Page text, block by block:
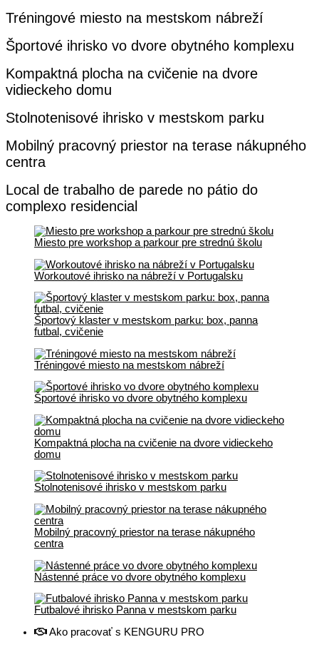
Tréningové miesto na mestskom nábreží
Športové ihrisko vo dvore obytného komplexu
Kompaktná plocha na cvičenie na dvore
vidieckeho domu
Stolnotenisové ihrisko v mestskom parku
Mobilný pracovný priestor na terase nákupného
centra
Local de trabalho de parede no pátio do
complexo residencial
Miesto pre workshop a parkour pre strednú školu
Workoutové ihrisko na nábreží v Portugalsku
Športový klaster v mestskom parku: box, panna
futbal, cvičenie
Tréningové miesto na mestskom nábreží
Športové ihrisko vo dvore obytného komplexu
Kompaktná plocha na cvičenie na dvore vidieckeho
domu
Stolnotenisové ihrisko v mestskom parku
Mobilný pracovný priestor na terase nákupného
centra
Nástenné práce vo dvore obytného komplexu
Futbalové ihrisko Panna v mestskom parku
Ako pracovať s KENGURU PRO